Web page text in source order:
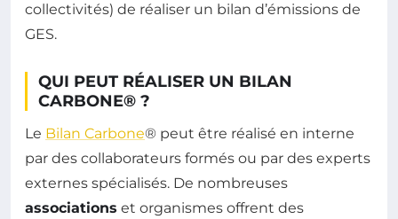
collectivités) de réaliser un bilan d’émissions de
GES.
QUI PEUT RÉALISER UN BILAN
CARBONE® ?
Le Bilan Carbone® peut être réalisé en interne
par des collaborateurs formés ou par des experts
externes spécialisés. De nombreuses
associations et organismes offrent des